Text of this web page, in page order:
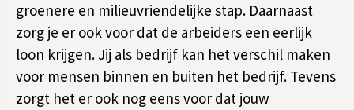
groenere en milieuvriendelijke stap. Daarnaast
zorg je er ook voor dat de arbeiders een eerlijk
loon krijgen. Jij als bedrijf kan het verschil maken
voor mensen binnen en buiten het bedrijf. Tevens
zorgt het er ook nog eens voor dat jouw